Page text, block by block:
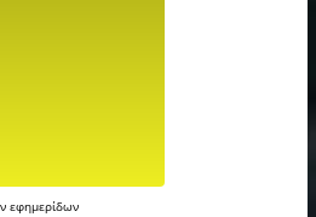
εφημερίδων